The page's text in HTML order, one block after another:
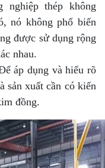
nghiệp thép không
nó không phổ biến
được sử dụng rộng
nhau.
áp dụng và hiểu rõ
sản xuất cần có kiến
đồng.